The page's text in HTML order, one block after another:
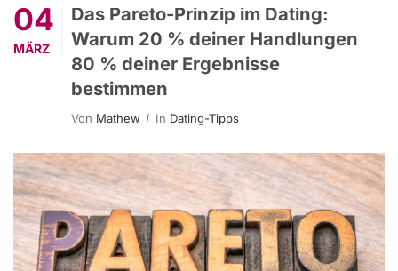
04
MÄRZ
Das Pareto-Prinzip im Dating:
Warum 20 % deiner Handlungen
80 % deiner Ergebnisse
bestimmen
Von Mathew In Dating-Tipps